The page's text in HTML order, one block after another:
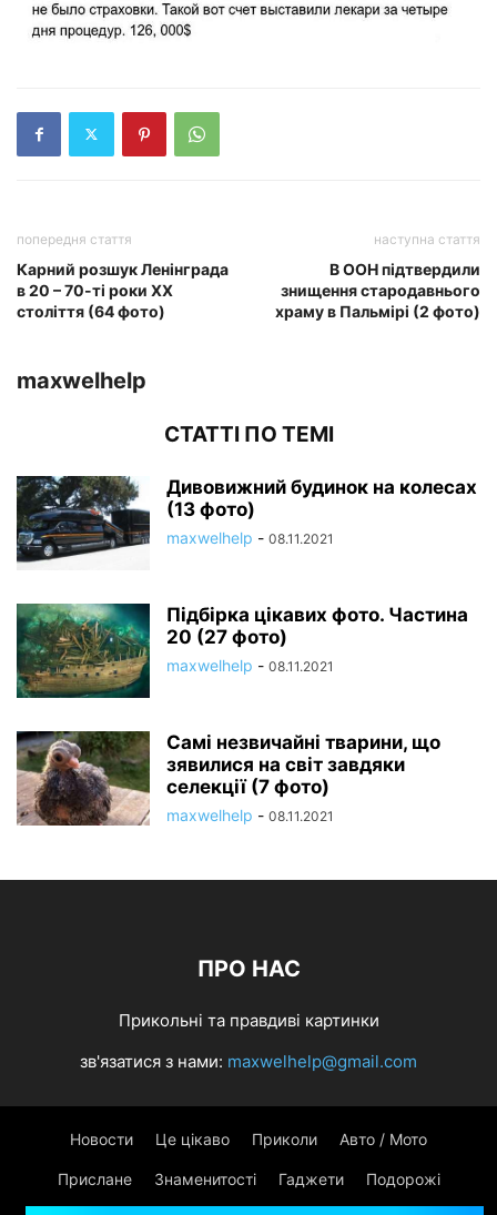
попередня стаття
Карний розшук Ленінграда
в 20 – 70-ті роки XX
століття (64 фото)
наступна стаття
В ООН підтвердили
знищення стародавнього
храму в Пальмірі (2 фото)
maxwelhelp
СТАТТІ ПО ТЕМІ
Дивовижний будинок на колесах
(13 фото)
maxwelhelp - 08.11.2021
Підбірка цікавих фото. Частина
20 (27 фото)
maxwelhelp - 08.11.2021
Самі незвичайні тварини, що
зявилися на світ завдяки
селекції (7 фото)
maxwelhelp - 08.11.2021
ПРО НАС
Прикольні та правдиві картинки
зв'язатися з нами: maxwelhelp@gmail.com
Новости Це цікаво Приколи Авто / Мото
Прислане Знаменитості Гаджети Подорожі